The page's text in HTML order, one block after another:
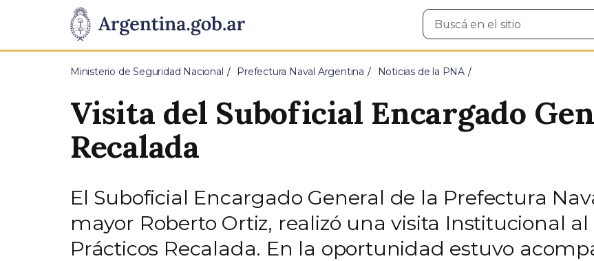
Presidencia
de
Pasar al contenido principal
Buscar
en
Ministerio de Seguridad Nacional Prefectura Naval Argentina Noticias de la PNA
Visita del Suboficial Encargado
Recalada
El Suboficial Encargado General de la Prefectura
mayor Roberto Ortiz, realizó una visita Institucional al
Prácticos Recalada. En la oportunidad estuvo